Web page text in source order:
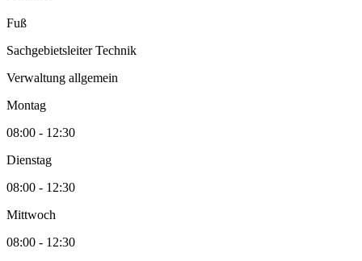
Fuß
Sachgebietsleiter Technik
Verwaltung allgemein
Montag
08:00 - 12:30
Dienstag
08:00 - 12:30
Mittwoch
08:00 - 12:30